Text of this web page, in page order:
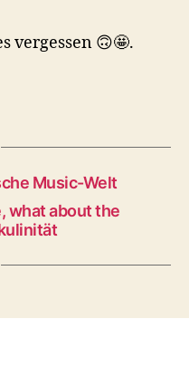
vergessen 🙃🤩.
Music-Welt
what about the